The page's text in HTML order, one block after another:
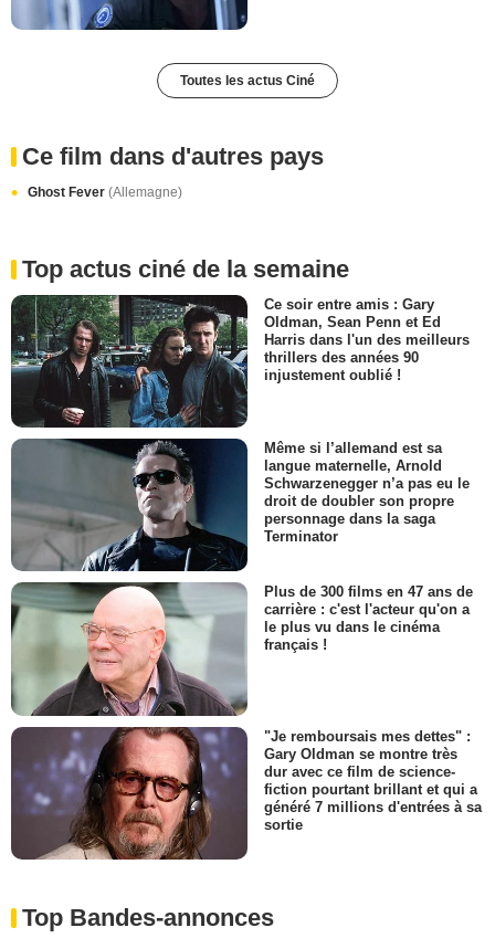
Toutes les actus Ciné
Ce film dans d'autres pays
Ghost Fever (Allemagne)
Top actus ciné de la semaine
Ce soir entre amis : Gary
Oldman, Sean Penn et Ed
Harris dans l'un des meilleurs
thrillers des années 90
injustement oublié !
Même si l’allemand est sa
langue maternelle, Arnold
Schwarzenegger n’a pas eu le
droit de doubler son propre
personnage dans la saga
Terminator
Plus de 300 films en 47 ans de
carrière : c'est l'acteur qu'on a
le plus vu dans le cinéma
français !
"Je remboursais mes dettes" :
Gary Oldman se montre très
dur avec ce film de science-
fiction pourtant brillant et qui a
généré 7 millions d'entrées à sa
sortie
Top Bandes-annonces